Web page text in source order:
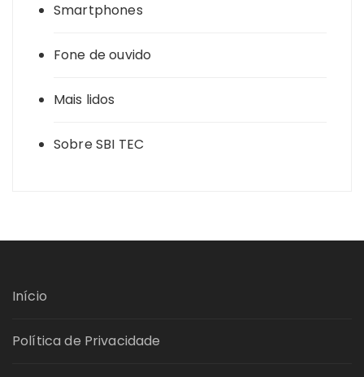
Smartphones
Fone de ouvido
Mais lidos
Sobre SBI TEC
Início
Política de Privacidade